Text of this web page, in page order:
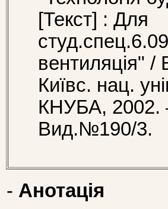
[Текст] : Для
вентиляція"
Київс. нац.
КНУБА,
Вид.№190/3.
- Анотація